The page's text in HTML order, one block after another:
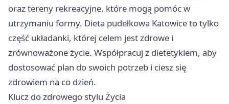
oraz tereny rekreacyjne, które mogą pomóc w
utrzymaniu formy. Dieta pudełkowa Katowice to tylko
część układanki, której celem jest zdrowe i
zrównoważone życie. Współpracuj z dietetykiem, aby
dostosować plan do swoich potrzeb i ciesz się
zdrowiem na co dzień.
Klucz do zdrowego stylu Życia